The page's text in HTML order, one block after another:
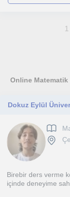
1
Online
Birebir ders verme
içinde deneyime